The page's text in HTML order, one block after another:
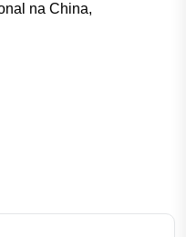
na China,